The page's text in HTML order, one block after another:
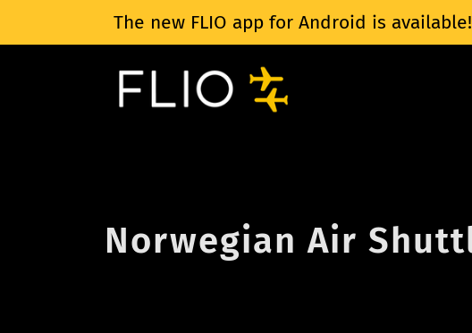
The new FLIO app for Android is available!
Norwegian Air